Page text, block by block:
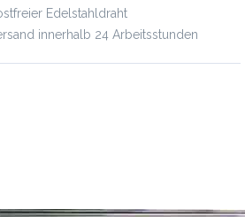
Edelstahldraht
innerhalb 24 Arbeitsstunden